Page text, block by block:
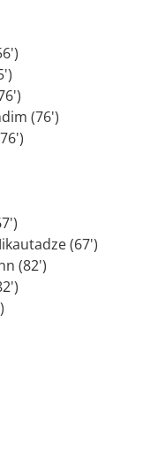
(76')
(67')
(82')